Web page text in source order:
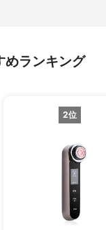
めランキング
2位